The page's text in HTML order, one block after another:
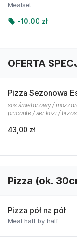
Mealset
-10.00 zł
OFERTA
Pizza Sezonowa
sos śmietanowy /
piccante / ser kozi /
43,00 zł
Pizza (ok.
Pizza pół na pół
Meal half by half